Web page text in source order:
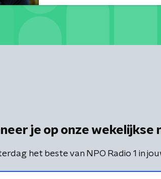
je op onze wekelijkse
het beste van NPO Radio 1 in